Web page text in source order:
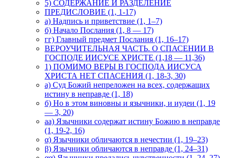
5) СОДЕРЖАНИЕ И РАЗДЕЛЕНИЕ
ПРЕДИСЛОВИЕ (1, 1-17)
а) Надпись и приветствие (1, 1–7)
б) Начало Послания (1, 8 — 17)
гг) Главный предмет Послания (1, 16–17)
ВЕРОУЧИТЕЛЬНАЯ ЧАСТЬ. О СПАСЕНИИ В
ГОСПОДЕ ИИСУСЕ ХРИСТЕ (1,18 — 11,36)
1) ПОМИМО ВЕРЫ В ГОСПОДА ИИСУСА
ХРИСТА НЕТ СПАСЕНИЯ (1, 18-3, 30)
а) Суд Божий непреложен на всех, содержащих
истину в неправде (1, 18)
б) Но в этом виновны и язычники, и иудеи (1, 19
— 3, 20)
аа) Язычники содержат истину Божию в неправде
(1, 19-2, 16)
α) Язычники обличаются в нечестии (1, 19–23)
β) Язычники обличаются в неправде (1, 24–31)